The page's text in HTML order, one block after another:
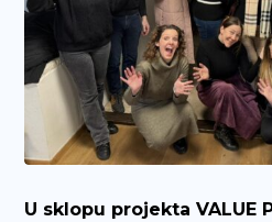
U sklopu projekta VALUE